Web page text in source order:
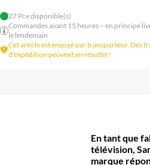
27 Pce disponible(s)
Commandes avant 15 heures – en principe
le lendemain
Cet article est envoyé par transporteur. Des
d'expédition peuvent en résulter!
En tant que
télévision,
marque